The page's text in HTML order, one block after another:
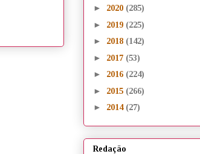
► 2020 (285)
► 2019 (225)
► 2018 (142)
► 2017 (53)
► 2016 (224)
► 2015 (266)
► 2014 (27)
Redação